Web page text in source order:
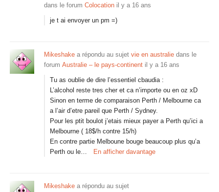
dans le forum Colocation il y a 16 ans
je t ai envoyer un pm =)
Mikeshake a répondu au sujet vie en australie dans le
forum Australie – le pays-continent il y a 16 ans
Tu as oublie de dire l’essentiel cbaudia :
L’alcohol reste tres cher et ca n’importe ou en oz xD
Sinon en terme de comparaison Perth / Melbourne ca
a l’air d’etre pareil que Perth / Sydney.
Pour les ptit boulot j’etais mieux payer a Perth qu’ici a
Melbourne ( 18$/h contre 15/h)
En contre partie Melboune bouge beaucoup plus qu’a
Perth ou le…
En afficher davantage
Mikeshake a répondu au sujet